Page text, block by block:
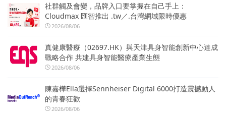
社群觸及會變，品牌入口要掌握在自己手上：
Cloudmax 匯智推出 .tw／.台灣網域限時優惠
2026/08/06
真健康醫療（02697.HK）與天津具身智能創新中心達成
戰略合作 共建具身智能醫療產業生態
2026/08/06
陳嘉樺Ella選擇Sennheiser Digital 6000打造震撼動人
的青春狂歡
2026/08/06